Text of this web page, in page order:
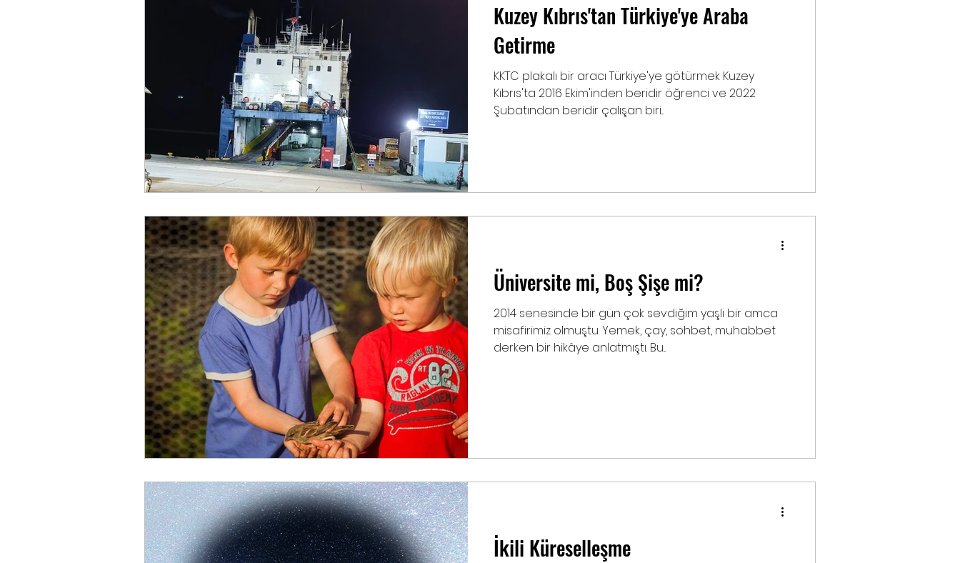
Kuzey Kıbrıs'tan Türkiye'ye Araba
Getirme
KKTC plakalı bir aracı Türkiye'ye götürmek Kuzey
Kıbrıs'ta 2016 Ekim'inden beridir öğrenci ve 2022
Şubatından beridir çalışan biri...
Üniversite mi, Boş Şişe mi?
2014 senesinde bir gün çok sevdiğim yaşlı bir amca
misafirimiz olmuştu. Yemek, çay, sohbet, muhabbet
derken bir hikâye anlatmıştı. Bu...
İkili Küreselleşme